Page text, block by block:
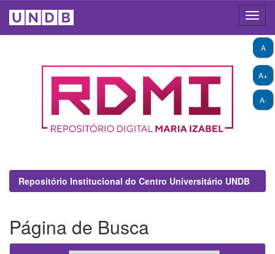
A+
A-
A
Repositório Institucional do Centro Universitário UNDB
Página de Busca